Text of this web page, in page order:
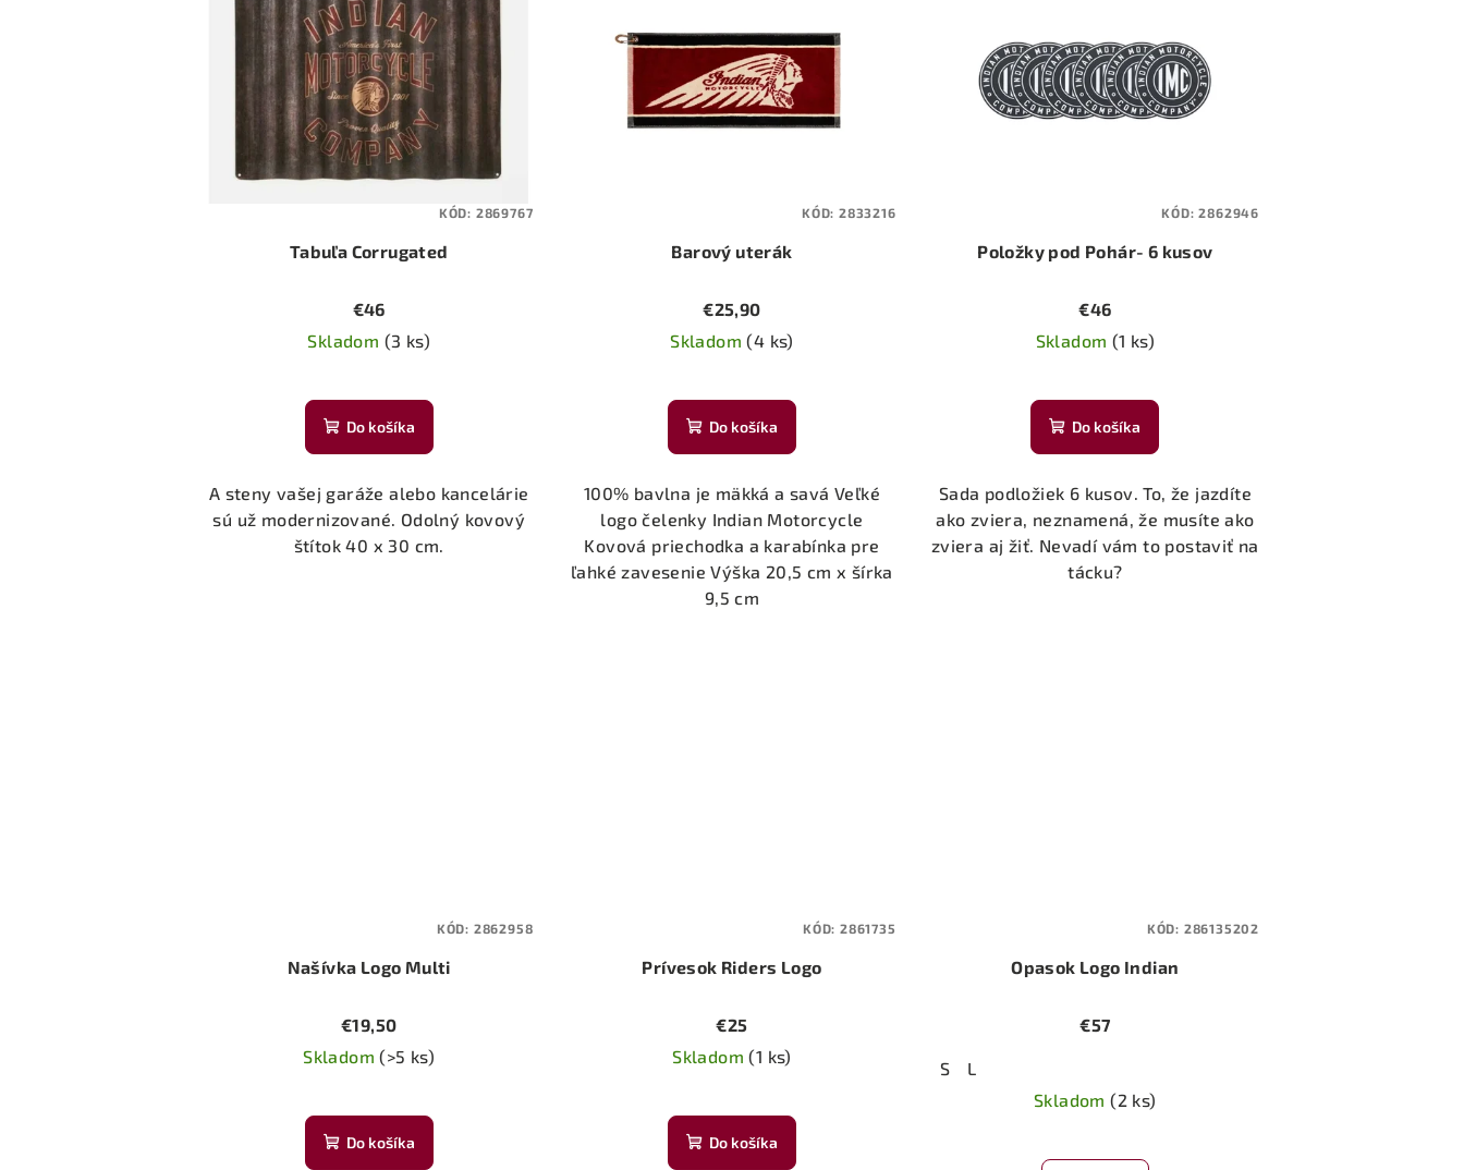
Tabuľa Corrugated
€46
Skladom (3 ks)
Do košíka
A steny vašej garáže alebo kancelárie
sú už modernizované. Odolný kovový
štítok 40 x 30 cm.
KÓD: 2869767
Barový uterák
€25,90
Skladom(4 ks)
Do košíka
100% bavlna je mäkká a savá Veľké
logo čelenky Indian Motorcycle
Kovová priechodka a karabínka pre
ľahké zavesenie Výška 20,5 cm x šírka
9,5 cm
KÓD:2833216
Položky pod Pohár- 6 kusov
€46
Skladom (1 ks)
Do košíka
Sada podložiek 6 kusov. To, že jazdíte
ako zviera, neznamená, že musíte ako
zviera aj žiť. Nevadí vám to postaviť na
tácku?
KÓD:2862946
Našívka Logo Multi
€19,50
Skladom(>5 ks)
Do košíka
KÓD: 2862958
Prívesok Riders Logo
€25
Skladom(1 ks)
Do košíka
KÓD:2861735
Opasok Logo Indian
€57
S
L
Skladom(2 ks)
KÓD: 286135202